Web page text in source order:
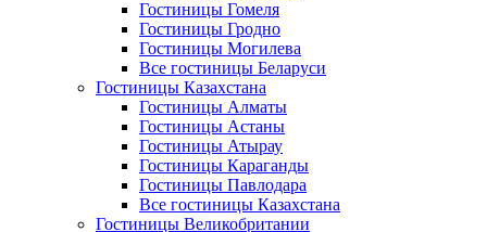
Гостиницы Гомеля
Гостиницы Гродно
Гостиницы Могилева
Все гостиницы Беларуси
Гостиницы Казахстана
Гостиницы Алматы
Гостиницы Астаны
Гостиницы Атырау
Гостиницы Караганды
Гостиницы Павлодара
Все гостиницы Казахстана
Гостиницы Великобритании